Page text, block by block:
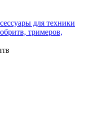
для техники
тримеров,